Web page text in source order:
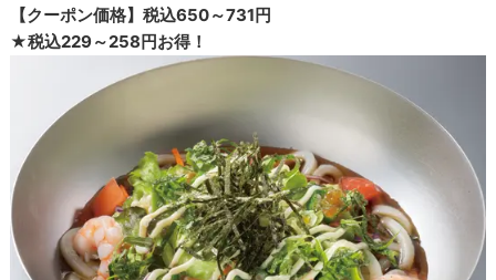
【クーポン価格】税込650～731円
★税込229～258円お得！